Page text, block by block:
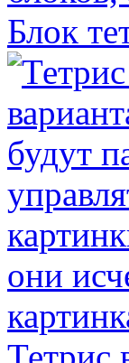
Блок